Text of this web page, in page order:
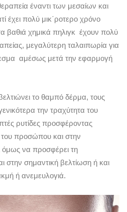
έναντι των μεσαίων και
έχει πολύ μικ΄ροτερο χρόνο
βαθιά χημικά πηλιγκ έχουν πολύ
μεγαλύτερη ταλαιπωρία για
αμέσως μετά την εφαρμογή
το θαμπό δέρμα, τους
την τραχύτητα του
ρυτίδες προσφέροντας
προσώπου και στην
όμως να προσφέρει τη
στην σημαντική βελτίωση ή και
ή ανεμευλογιά.